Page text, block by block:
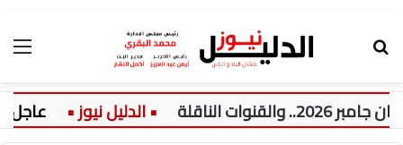
عاجل: